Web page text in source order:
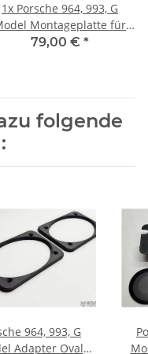
1x Porsche 964, 993, G
Montageplatte für
130mm Lautsprecher
79,00 € *
folgende
964, 993, G
Adapter Oval